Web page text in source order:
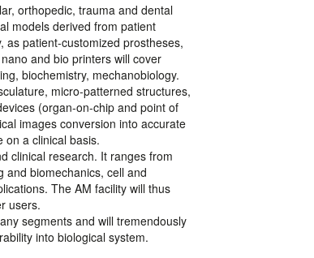
orthopedic, trauma and dental
models derived from patient
as patient-customized prostheses,
and bio printers will cover
biochemistry, mechanobiology.
micro-patterned structures,
(organ-on-chip and point of
images conversion into accurate
on a clinical basis.
clinical research. It ranges from
and biomechanics, cell and
The AM facility will thus
users.
segments and will tremendously
into biological system.